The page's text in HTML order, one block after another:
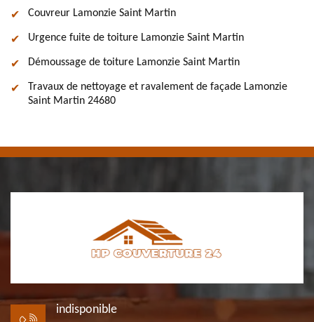
Couvreur Lamonzie Saint Martin
Urgence fuite de toiture Lamonzie Saint Martin
Démoussage de toiture Lamonzie Saint Martin
Travaux de nettoyage et ravalement de façade Lamonzie
Saint Martin 24680
indisponible